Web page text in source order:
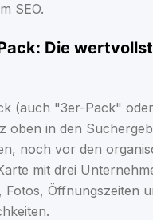
SEO.
Die
(auch "3er-Pack"
oben in den
noch vor den
mit drei
Fotos, Öffnungszeiten